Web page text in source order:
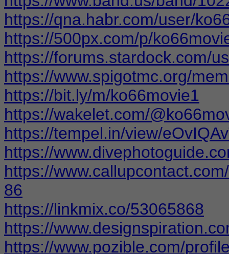
https://qna.habr.com/user/
https://500px.com/p/
https://forums.stardock.com/
https://www.spigotmc.org/
https://bit.ly/m/ko66movie1
https://wakelet.com/
https://tempel.in/view/
https://
https://
86
https://linkmix.co/53065868
https://
https://www.pozible.com/